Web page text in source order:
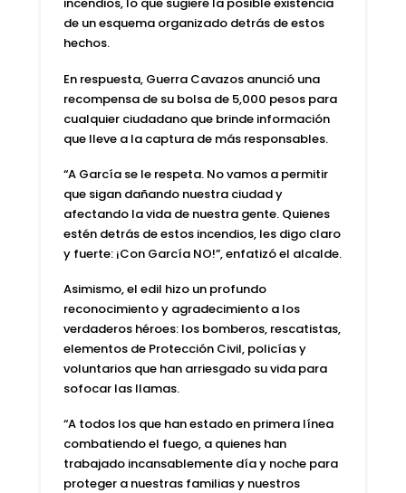
incendios, lo que sugiere la posible existencia
de un esquema organizado detrás de estos
hechos.
En respuesta, Guerra Cavazos anunció una
recompensa de su bolsa de 5,000 pesos para
cualquier ciudadano que brinde información
que lleve a la captura de más responsables.
“A García se le respeta. No vamos a permitir
que sigan dañando nuestra ciudad y
afectando la vida de nuestra gente. Quienes
estén detrás de estos incendios, les digo claro
y fuerte: ¡Con García NO!”, enfatizó el alcalde.
Asimismo, el edil hizo un profundo
reconocimiento y agradecimiento a los
verdaderos héroes: los bomberos, rescatistas,
elementos de Protección Civil, policías y
voluntarios que han arriesgado su vida para
sofocar las llamas.
“A todos los que han estado en primera línea
combatiendo el fuego, a quienes han
trabajado incansablemente día y noche para
proteger a nuestras familias y nuestros